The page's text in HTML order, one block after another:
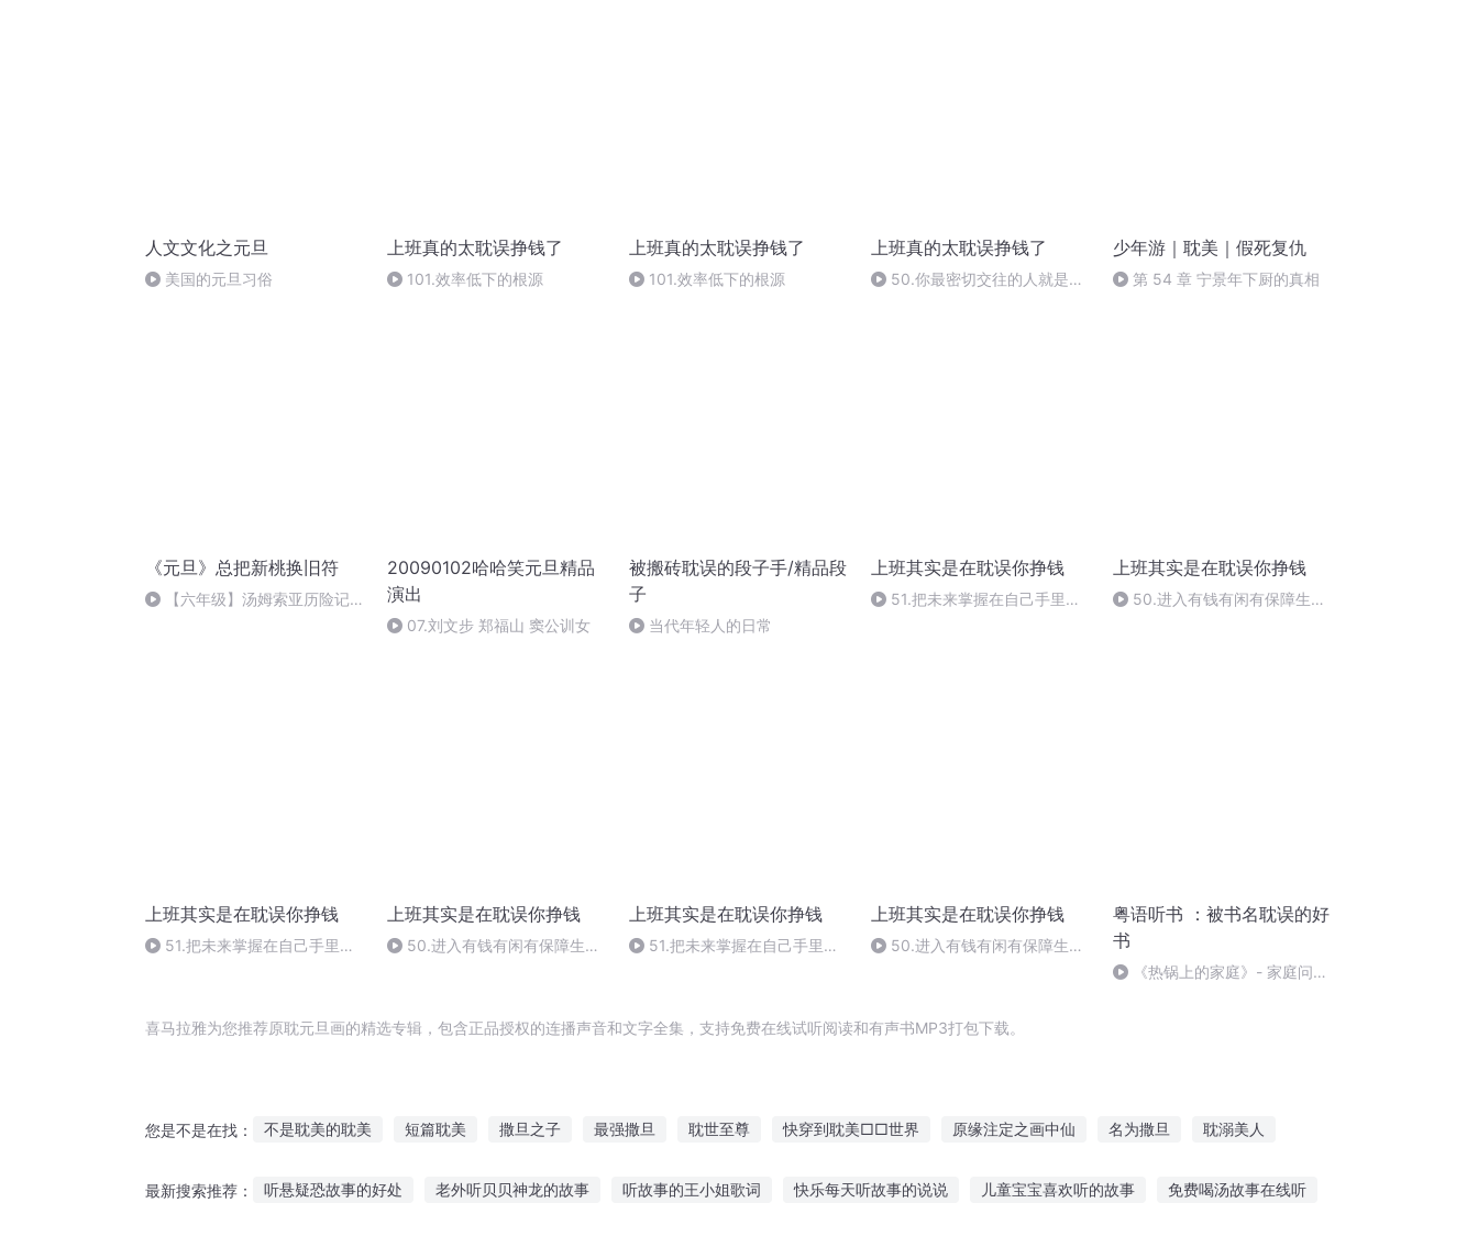
人文文化之元旦
美国的元旦习俗
上班真的太耽误挣钱了
101.效率低下的根源
上班真的太耽误挣钱了
101.效率低下的根源
上班真的太耽误挣钱了
50.你最密切交往的人就是你
少年游｜耽美｜假死复仇
第 54 章 宁景年下厨的真相
《元旦》总把新桃换旧符
【六年级】汤姆索亚历险记
20090102哈哈笑元旦精品
演出
07.刘文步 郑福山 窦公训女
被搬砖耽误的段子手/精品段
子
当代年轻人的日常
上班其实是在耽误你挣钱
51.把未来掌握在自己手里的
上班其实是在耽误你挣钱
50.进入有钱有闲有保障生活
上班其实是在耽误你挣钱
51.把未来掌握在自己手里的
上班其实是在耽误你挣钱
50.进入有钱有闲有保障生活
上班其实是在耽误你挣钱
51.把未来掌握在自己手里的
上班其实是在耽误你挣钱
50.进入有钱有闲有保障生活
粤语听书 ：被书名耽误的好
书
《热锅上的家庭》- 家庭问题
喜马拉雅为您推荐原耽元旦画的精选专辑，包含正品授权的连播声音和文字全集，支持免费在线试听阅读和有声书MP3打包下载。
您是不是在找： 不是耽美的耽美 短篇耽美 撒旦之子 最强撒旦 耽世至尊 快穿到耽美□□世界 原缘注定之画中仙 名为撒旦 耽溺美人
最新搜索推荐： 听悬疑恐故事的好处 老外听贝贝神龙的故事 听故事的王小姐歌词 快乐每天听故事的说说 儿童宝宝喜欢听的故事 免费喝汤故事在线听